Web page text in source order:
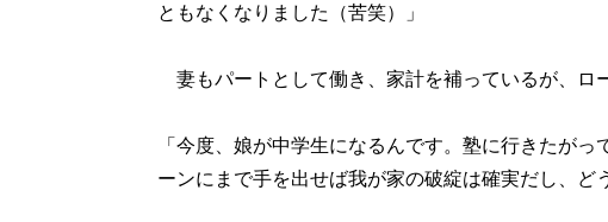
ともなくなりました（苦笑）」
妻もパートとして働き、家計を補っているが、ロ
「今度、娘が中学生になるんです。塾に行きたが
ーンにまで手を出せば我が家の破綻は確実だし、ど